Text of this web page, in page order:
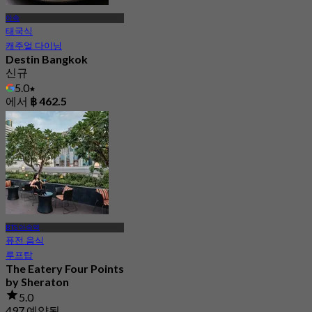
아속
태국식
캐주얼 다이닝
Destin Bangkok
신규
5.0
에서 ฿ 462.5
BTS 아속역
퓨전 음식
루프탑
The Eatery Four Points
by Sheraton
5.0